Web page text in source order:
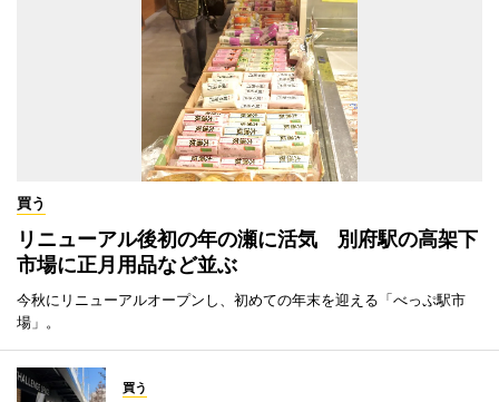
買う
リニューアル後初の年の瀬に活気 別府駅の高架下
市場に正月用品など並ぶ
今秋にリニューアルオープンし、初めての年末を迎える「べっぷ駅市
場」。
買う